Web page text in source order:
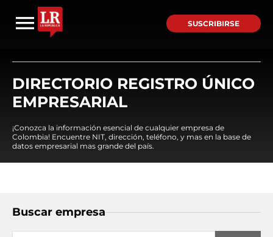
SUSCRIBIRSE
DIRECTORIO REGISTRO ÚNICO
EMPRESARIAL
¡Conozca la información esencial de cualquier empresa de
Colombia! Encuentre NIT, dirección, teléfono, y mas en la base de
datos empresarial mas grande del país.
Buscar empresa